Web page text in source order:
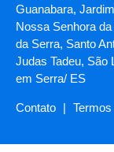
Guanabara,
Nossa Senhora
da Serra, Santo
Judas Tadeu, São
em Serra/ ES
Contato |